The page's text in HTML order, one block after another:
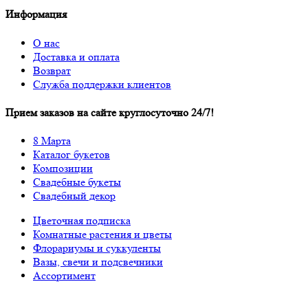
Информация
О нас
Доставка и оплата
Возврат
Служба поддержки клиентов
Прием заказов на сайте круглосуточно 24/7!
8 Марта
Каталог букетов
Композиции
Свадебные букеты
Свадебный декор
Цветочная подписка
Комнатные растения и цветы
Флорариумы и суккуленты
Вазы, свечи и подсвечники
Ассортимент